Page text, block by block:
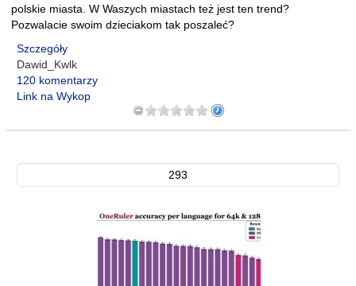
polskie miasta. W Waszych miastach też jest ten trend?
Pozwalacie swoim dzieciakom tak poszaleć?
Szczegóły
Dawid_Kwlk
120 komentarzy
Link na Wykop
293